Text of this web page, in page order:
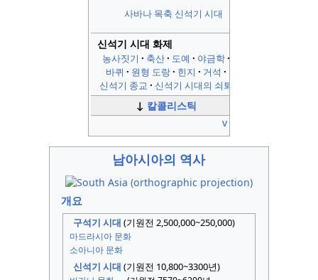
사바나 목축 신석기 시대
신석기 시대 화제
농사짓기 축산 도예
야금학
바퀴
원형 도랑 힌지
거석
신석기 종교
신석기 시대의 쇠퇴
↓ 칼콜리스틱
v
남아시아의 역사
개요
구석기 시대 (기원전 2,500,000~250,000)
마드라시아 문화
소아니아 문화
신석기 시대 (기원전 10,800~3300년)